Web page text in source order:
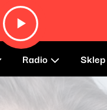
Radio Sklep